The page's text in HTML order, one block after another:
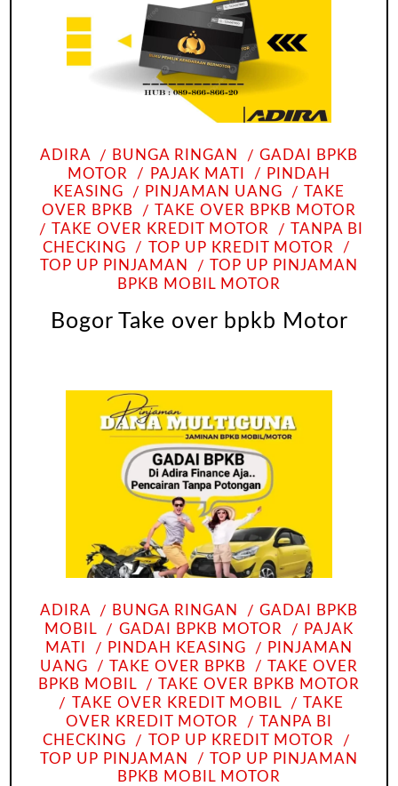
ADIRA BUNGA RINGAN
GADAI BPKB
MOTOR
PAJAK MATI
PINDAH
KEASING
PINJAMAN UANG
TAKE
OVER BPKB
TAKE OVER BPKB MOTOR
TAKE OVER KREDIT MOTOR
TANPA BI
CHECKING
TOP UP KREDIT MOTOR
TOP UP PINJAMAN
TOP UP PINJAMAN
BPKB MOBIL MOTOR
Bogor Take over bpkb Motor
ADIRA BUNGA RINGAN
GADAI BPKB
MOBIL
GADAI BPKB MOTOR
PAJAK
MATI
PINDAH KEASING
PINJAMAN
UANG
TAKE OVER BPKB
TAKE OVER
BPKB MOBIL
TAKE OVER BPKB MOTOR
TAKE OVER KREDIT MOBIL
TAKE
OVER KREDIT MOTOR
TANPA BI
CHECKING
TOP UP KREDIT MOTOR
TOP UP PINJAMAN
TOP UP PINJAMAN
BPKB MOBIL MOTOR